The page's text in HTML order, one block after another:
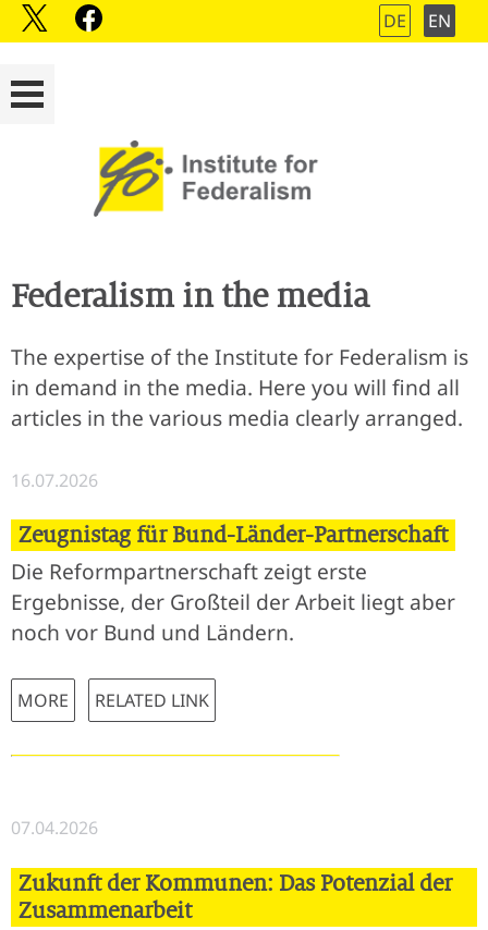
DE EN
Federalism in the media
The expertise of the Institute for Federalism is
in demand in the media. Here you will find all
articles in the various media clearly arranged.
16.07.2026
Zeugnistag für Bund-Länder-Partnerschaft
Die Reformpartnerschaft zeigt erste
Ergebnisse, der Großteil der Arbeit liegt aber
noch vor Bund und Ländern.
MORE RELATED LINK
07.04.2026
Zukunft der Kommunen: Das Potenzial der
Zusammenarbeit